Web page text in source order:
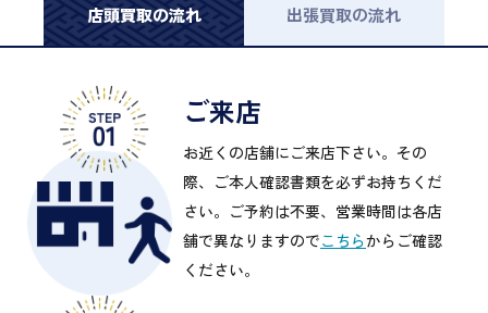
店頭買取の流れ 出張買取の流れ
ご来店
お近くの店舗にご来店下さい。その
際、ご本人確認書類を必ずお持ちくだ
さい。ご予約は不要、営業時間は各店
舗で異なりますのでこちらからご確認
ください。